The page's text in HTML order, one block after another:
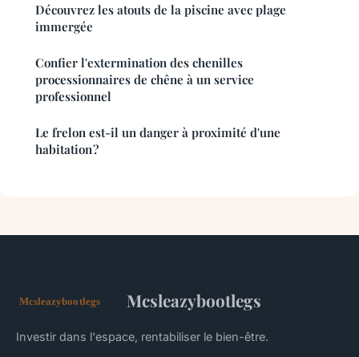
Découvrez les atouts de la piscine avec plage
immergée
Confier l'extermination des chenilles
processionnaires de chêne à un service
professionnel
Le frelon est-il un danger à proximité d'une
habitation ?
Mcsleazybootlegs
Investir dans l'espace, rentabiliser le bien-être.